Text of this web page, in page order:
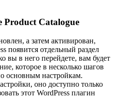
Product Catalogue
а затем активирован,
появится отдельный раздел
вы в него перейдете, вам будет
которое в несколько шагов
основным настройкам.
оно доступно только
этот WordPress плагин